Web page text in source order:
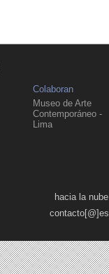
Colaboran
Museo de Arte
Contemporáneo -
Lima
hacia la